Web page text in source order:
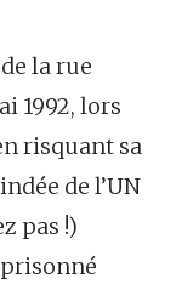
la rue
1992, lors
risquant sa
de l’UN
pas !)